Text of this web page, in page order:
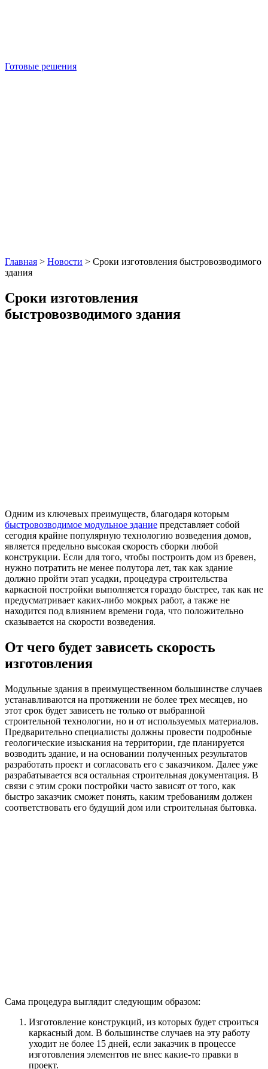
Готовые решения
Главная > Новости > Сроки изготовления быстровозводимого
здания
Сроки изготовления
быстровозводимого здания
Одним из ключевых преимуществ, благодаря которым
быстровозводимое модульное здание представляет собой
сегодня крайне популярную технологию возведения домов,
является предельно высокая скорость сборки любой
конструкции. Если для того, чтобы построить дом из бревен,
нужно потратить не менее полутора лет, так как здание
должно пройти этап усадки, процедура строительства
каркасной постройки выполняется гораздо быстрее, так как не
предусматривает каких-либо мокрых работ, а также не
находится под влиянием времени года, что положительно
сказывается на скорости возведения.
От чего будет зависеть скорость
изготовления
Модульные здания в преимущественном большинстве случаев
устанавливаются на протяжении не более трех месяцев, но
этот срок будет зависеть не только от выбранной
строительной технологии, но и от используемых материалов.
Предварительно специалисты должны провести подробные
геологические изыскания на территории, где планируется
возводить здание, и на основании полученных результатов
разработать проект и согласовать его с заказчиком. Далее уже
разрабатывается вся остальная строительная документация. В
связи с этим сроки постройки часто зависят от того, как
быстро заказчик сможет понять, каким требованиям должен
соответствовать его будущий дом или строительная бытовка.
Сама процедура выглядит следующим образом:
Изготовление конструкций, из которых будет строиться
каркасный дом. В большинстве случаев на эту работу
уходит не более 15 дней, если заказчик в процессе
изготовления элементов не внес какие-то правки в
проект.